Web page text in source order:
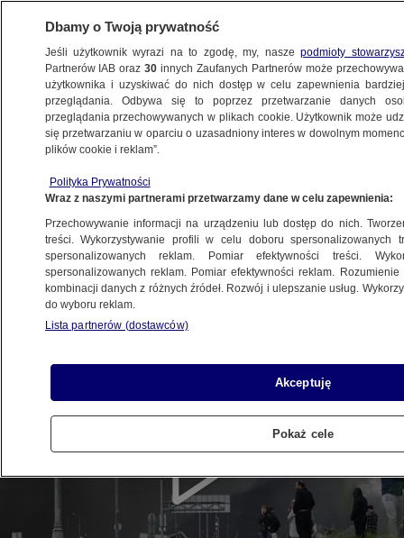
ŚWIAT
to nasza odpowiedź
Oprac.Mikołaj Gątkiewicz
18.06.2026, 10:12Aktualizacja: 18.06.2026, 11:45
Posłuchaj artykułu
Czyta lektor AI
Dbamy o Twoją prywatność
Jeśli użytkownik wyrazi na to zgodę, my, naszepodmioty
Partnerów IAB oraz30 innych Zaufanych Partnerów może
użytkownika i uzyskiwać do nich dostęp w celu zapewnienia
przeglądania. Odbywa się to poprzez przetwarzanie danych
przeglądania przechowywanych w plikach cookie. Użytkownik może
się przetwarzaniu w oparciu o uzasadniony interes w dowolnym
plików cookie i reklam”.
Polityka Prywatności
Wraz z naszymi partnerami przetwarzamy dane w celu zapewnienia:
Przechowywanie informacji na urządzeniu lub dostęp do nich.
treści. Wykorzystywanie profili w celu doboru spersonalizowanych
spersonalizowanych reklam. Pomiar efektywności treści.
spersonalizowanych reklam. Pomiar efektywności reklam.
kombinacji danych z różnych źródeł. Rozwój i ulepszanie usług.
do wyboru reklam.
Lista partnerów (dostawców)
Akceptuję
Pokaż cele